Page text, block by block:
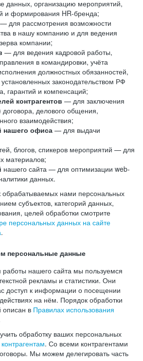
данных, организацию мероприятий,
и формирования HR-бренда;
— для рассмотрения возможности
в нашу компанию и для ведения
компании;
— для ведения кадровой работы,
в командировки, учёта
должностных обязанностей,
законодательством РФ
гарантий и компенсаций;
контрагентов — для заключения
договора, делового общения,
взаимодействия;
нашего офиса — для выдачи
блогов, спикеров мероприятий — для
материалов;
нашего сайта — для оптимизации web-
данных.
обрабатываемых нами персональных
субъектов, категорий данных,
целей обработки смотрите
персональных данных на сайте
.
персональные данные
нашего сайта мы пользуемся
рекламы и статистики. Они
доступ к информации о посещении
на нём. Порядок обработки
описан в Правилах использования
обработку ваших персональных
. Со всеми контрагентами
Мы можем делегировать часть